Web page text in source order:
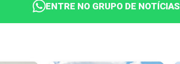
ENTRE NO GRUPO DE NOTÍCIAS